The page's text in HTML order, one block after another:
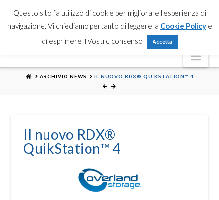
HOMEARCHIVIO NEWS IL NUOVO RDX® QUIKSTATION™ 4
Il nuovo RDX®
QuikStation™ 4
Questo sito fa utilizzo di cookie per migliorare l'esperienza di
navigazione. Vi chiediamo pertanto di leggere la Cookie Policye
di esprimere il Vostro consenso
Accetta